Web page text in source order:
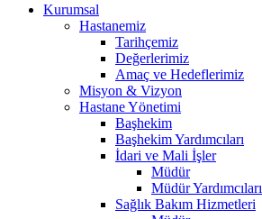
Kurumsal
Hastanemiz
Tarihçemiz
Değerlerimiz
Amaç ve Hedeflerimiz
Misyon & Vizyon
Hastane Yönetimi
Başhekim
Başhekim Yardımcıları
İdari ve Mali İşler
Müdür
Müdür Yardımcıları
Sağlık Bakım Hizmetleri